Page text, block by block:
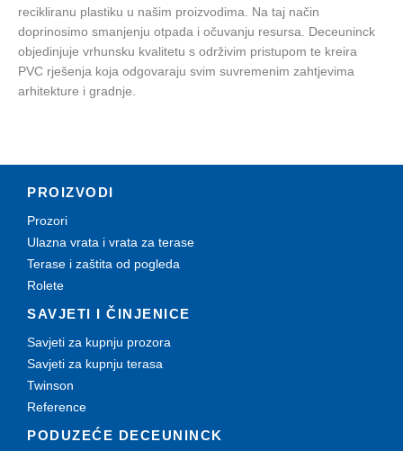
recikliranu plastiku u našim proizvodima. Na taj način
doprinosimo smanjenju otpada i očuvanju resursa. Deceuninck
objedinjuje vrhunsku kvalitetu s održivim pristupom te kreira
PVC rješenja koja odgovaraju svim suvremenim zahtjevima
arhitekture i gradnje.
PROIZVODI
Prozori
Ulazna vrata i vrata za terase
Terase i zaštita od pogleda
Rolete
SAVJETI I ČINJENICE
Savjeti za kupnju prozora
Savjeti za kupnju terasa
Twinson
Reference
PODUZEĆE DECEUNINCK